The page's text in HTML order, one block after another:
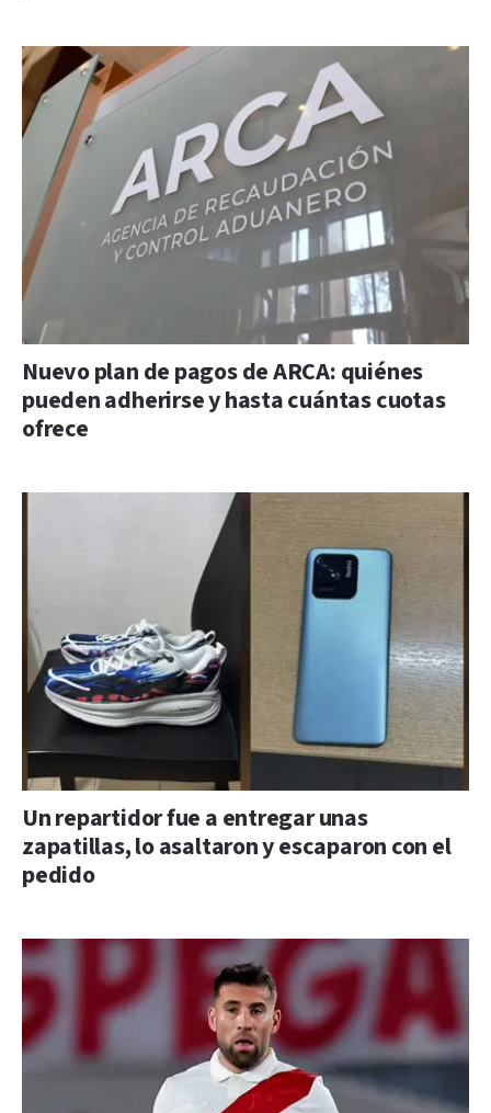
Nuevo plan de pagos de ARCA: quiénes
pueden adherirse y hasta cuántas cuotas
ofrece
Un repartidor fue a entregar unas
zapatillas, lo asaltaron y escaparon con el
pedido